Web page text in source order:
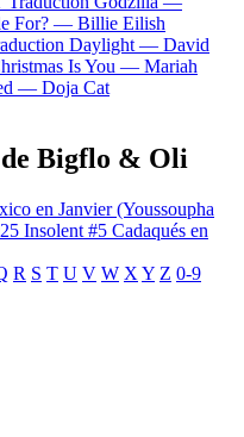
For? — Billie Eilish
Daylight — David
Is You — Mariah
— Doja Cat
de Bigflo & Oli
en Janvier (Youssoupha
Insolent #5 Cadaqués en
R S T U V W X Y Z 0-9